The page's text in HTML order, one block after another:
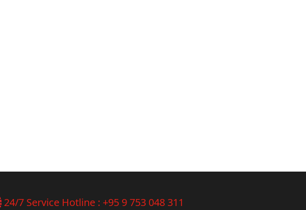
24/7 Service Hotline : +95 9 753 048 311